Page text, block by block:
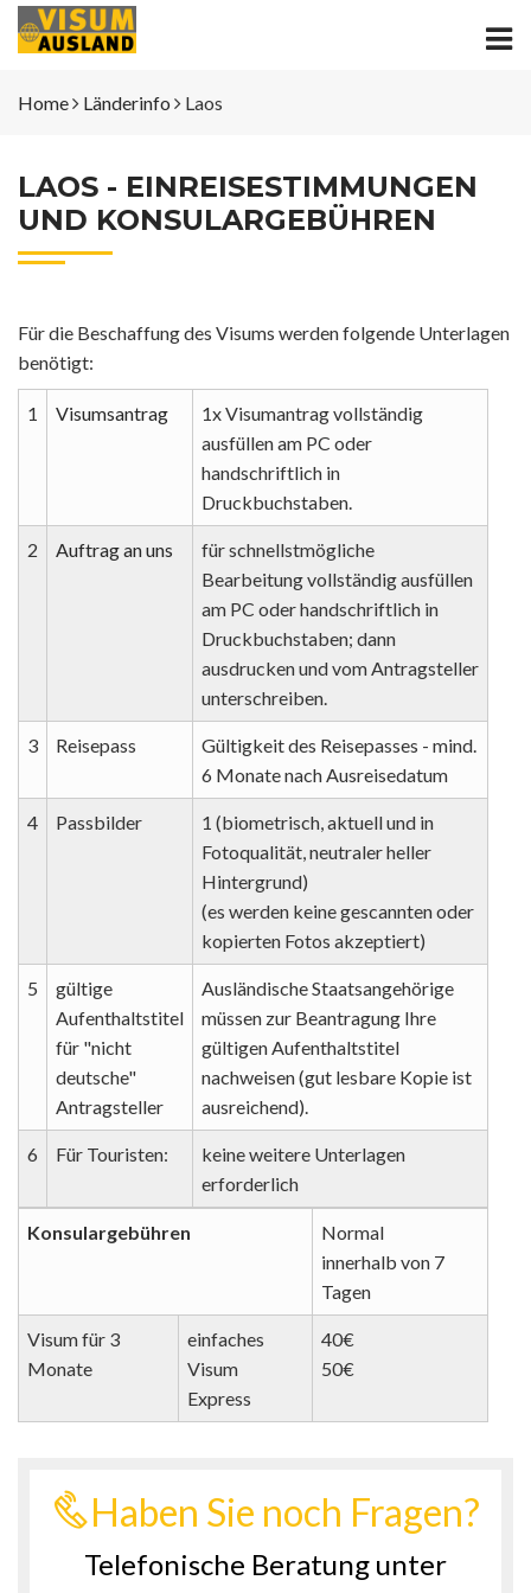
Home Länderinfo Laos
LAOS - EINREISESTIMMUNGEN
UND KONSULARGEBÜHREN
Für die Beschaffung des Visums werden folgende Unterlagen
benötigt:
1 Visumsantrag
1x Visumantrag vollständig
ausfüllen am PC oder
handschriftlich in
Druckbuchstaben.
2 Auftrag an uns
für schnellstmögliche
Bearbeitung vollständig ausfüllen
am PC oder handschriftlich in
Druckbuchstaben; dann
ausdrucken und vom Antragsteller
unterschreiben.
3 Reisepass
Gültigkeit des Reisepasses - mind.
6 Monate nach Ausreisedatum
4 Passbilder
1 (biometrisch, aktuell und in
Fotoqualität, neutraler heller
Hintergrund)
(es werden keine gescannten oder
kopierten Fotos akzeptiert)
5
gültige
Aufenthaltstitel
für "nicht
deutsche"
Antragsteller
Ausländische Staatsangehörige
müssen zur Beantragung Ihre
gültigen Aufenthaltstitel
nachweisen (gut lesbare Kopie ist
ausreichend).
6 Für Touristen:
keine weitere Unterlagen
erforderlich
Konsulargebühren
Normal
innerhalb von 7
Tagen
Visum für 3
Monate
einfaches
Visum
Express
40€
50€
Haben Sie noch Fragen?
Telefonische Beratung unter